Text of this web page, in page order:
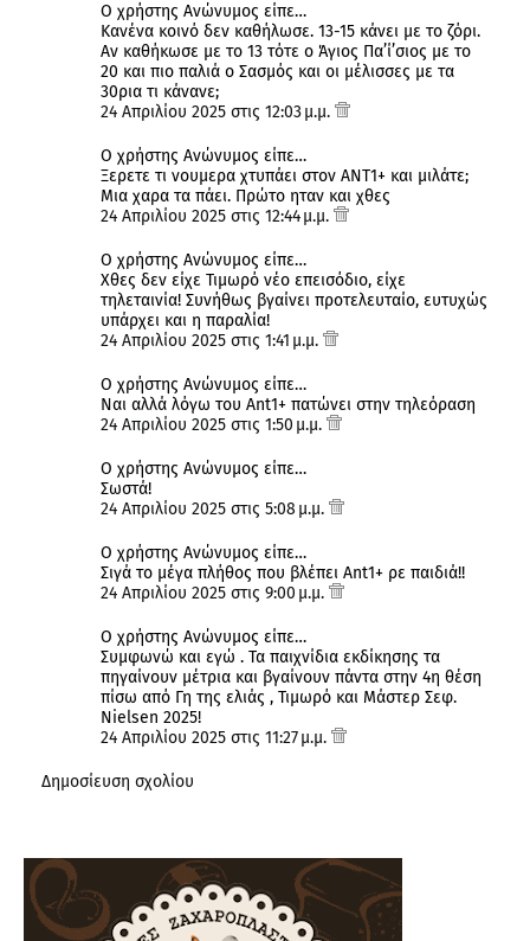
Ο χρήστης Ανώνυμος είπε…
Κανένα κοινό δεν καθήλωσε. 13-15 κάνει με το ζόρι.
Αν καθήκωσε με το 13 τότε ο Άγιος Πα’ί’σιος με το
20 και πιο παλιά ο Σασμός και οι μέλισσες με τα
30ρια τι κάνανε;
24 Απριλίου 2025 στις 12:03 μ.μ.
Ο χρήστης Ανώνυμος είπε…
Ξερετε τι νουμερα χτυπάει στον ΑΝΤ1+ και μιλάτε;
Μια χαρα τα πάει. Πρώτο ηταν και χθες
24 Απριλίου 2025 στις 12:44 μ.μ.
Ο χρήστης Ανώνυμος είπε…
Χθες δεν είχε Τιμωρό νέο επεισόδιο, είχε
τηλεταινία! Συνήθως βγαίνει προτελευταίο, ευτυχώς
υπάρχει και η παραλία!
24 Απριλίου 2025 στις 1:41 μ.μ.
Ο χρήστης Ανώνυμος είπε…
Ναι αλλά λόγω του Ant1+ πατώνει στην τηλεόραση
24 Απριλίου 2025 στις 1:50 μ.μ.
Ο χρήστης Ανώνυμος είπε…
Σωστά!
24 Απριλίου 2025 στις 5:08 μ.μ.
Ο χρήστης Ανώνυμος είπε…
Σιγά το μέγα πλήθος που βλέπει Αnt1+ ρε παιδιά!!
24 Απριλίου 2025 στις 9:00 μ.μ.
Ο χρήστης Ανώνυμος είπε…
Συμφωνώ και εγώ . Τα παιχνίδια εκδίκησης τα
πηγαίνουν μέτρια και βγαίνουν πάντα στην 4η θέση
πίσω από Γη της ελιάς , Τιμωρό και Μάστερ Σεφ.
Nielsen 2025!
24 Απριλίου 2025 στις 11:27 μ.μ.
Δημοσίευση σχολίου